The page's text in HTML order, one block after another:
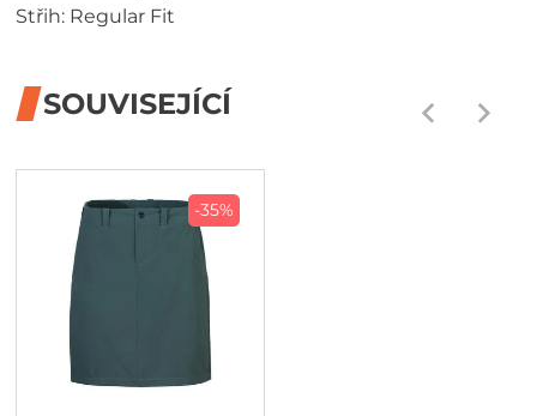
Střih: Regular Fit
SOUVISEJÍCÍ
-35%